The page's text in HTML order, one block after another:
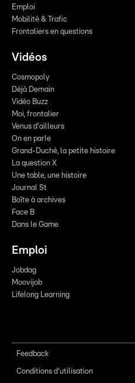
Emploi
Mobilité & Trafic
Frontaliers en questions
Vidéos
Cosmopoly
Déjà Demain
Vidéo Buzz
Moi, frontalier
Venus d'ailleurs
On en parle
Grand-Duché, la petite histoire
La question X
Une table, une histoire
Journal St
Boîte à archives
Face B
Dans le Game
Emploi
Jobdag
Moovijob
Lifelong Learning
Feedback
Conditions d'utilisation